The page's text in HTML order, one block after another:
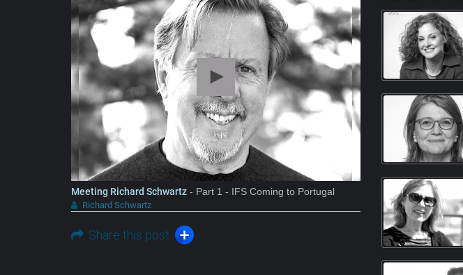
Meeting Richard Schwartz - Part 1 - IFS Coming to Portugal
Richard Schwartz
Share this post